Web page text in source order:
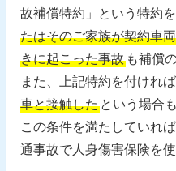
故補償特約」という特約
たはそのご家族が契約車
きに起こった事故 も補償
また、上記特約を付けれ
車と接触した という場合
この条件を満たしていれ
通事故で人身傷害保険を